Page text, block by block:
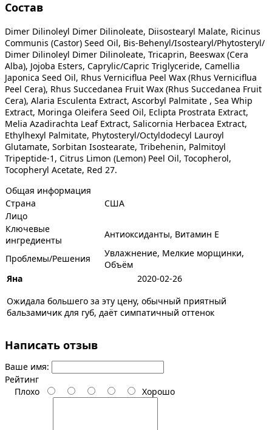
Состав
Dimer Dilinoleyl Dimer Dilinoleate, Diisostearyl Malate, Ricinus
Communis (Castor) Seed Oil, Bis-Behenyl/Isostearyl/Phytosteryl/
Dimer Dilinoleyl Dimer Dilinoleate, Tricaprin, Beeswax (Cera
Alba), Jojoba Esters, Caprylic/Capric Triglyceride, Camellia
Japonica Seed Oil, Rhus Verniciflua Peel Wax (Rhus Verniciflua
Peel Cera), Rhus Succedanea Fruit Wax (Rhus Succedanea Fruit
Cera), Alaria Esculenta Extract, Ascorbyl Palmitate , Sea Whip
Extract, Moringa Oleifera Seed Oil, Eclipta Prostrata Extract,
Melia Azadirachta Leaf Extract, Salicornia Herbacea Extract,
Ethylhexyl Palmitate, Phytosteryl/Octyldodecyl Lauroyl
Glutamate, Sorbitan Isostearate, Tribehenin, Palmitoyl
Tripeptide-1, Citrus Limon (Lemon) Peel Oil, Tocopherol,
Tocopheryl Acetate, Red 27.
Общая информация
Страна
США
Лицо
Ключевые
ингредиенты
Антиоксиданты, Витамин Е
Проблемы/Решения
Увлажнение, Мелкие морщинки,
Объём
Яна
2020-02-26
Ожидала большего за эту цену, обычный приятный
бальзамичик для губ, даёт симпатичный оттенок
Написать отзыв
Ваше имя:
Рейтинг
Плохо
Хорошо